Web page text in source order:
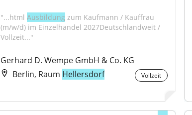
"...html Ausbildung zum Kaufmann / Kauffrau
(m/w/d) im Einzelhandel 2027Deutschlandweit /
Vollzeit..."
Gerhard D. Wempe GmbH & Co. KG
Berlin, Raum Hellersdorf Vollzeit